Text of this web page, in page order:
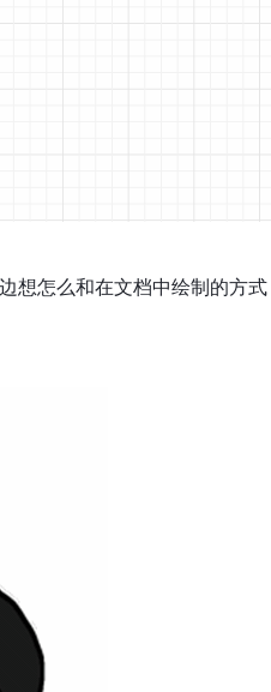
想怎么和在文档中绘制的方式